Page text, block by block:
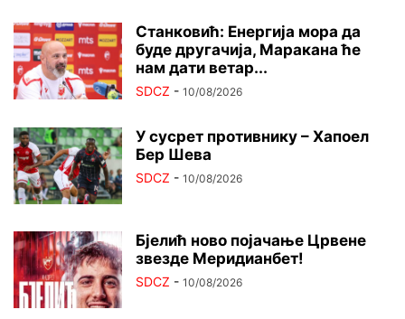
Станковић: Енергија мора да
буде другачија, Маракана ће
нам дати ветар...
SDCZ - 10/08/2026
У сусрет противнику – Хапоел
Бер Шева
SDCZ - 10/08/2026
Бјелић ново појачање Црвене
звезде Меридианбет!
SDCZ - 10/08/2026